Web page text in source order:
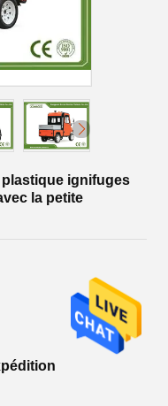
ignifuges
la petite